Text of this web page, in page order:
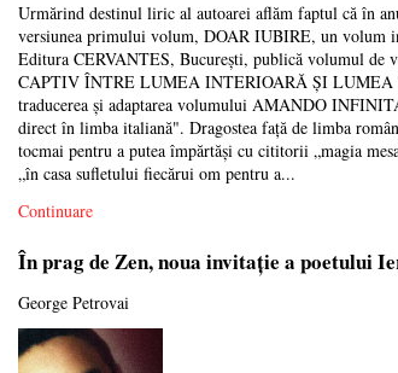
Urmărind destinul liric al autoarei aflăm faptul că în
versiunea primului volum, DOAR IUBIRE, un volum
Editura CERVANTES, București, publică volumul
CAPTIV ÎNTRE LUMEA INTERIOARĂ ȘI LUMEA
traducerea și adaptarea volumului AMANDO
direct în limba italiană". Dragostea față de limba
tocmai pentru a putea împărtăși cu cititorii „magia
„în casa sufletului fiecărui om pentru a...
Continuare
În prag de Zen, noua invitație a poetului
George Petrovai